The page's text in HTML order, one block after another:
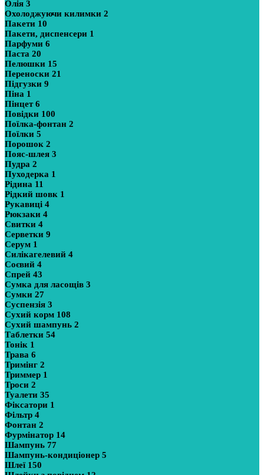
Олія 3
Охолоджуючи килимки 2
Пакети 10
Пакети, диспенсери 1
Парфуми 6
Паста 20
Пелюшки 15
Переноски 21
Підгузки 9
Піна 1
Пінцет6
Повідки 100
Поїлка-фонтан 2
Поїлки 5
Порошок 2
Пояс-шлея 3
Пудра 2
Пуходерка 1
Рідина 11
Рідкий шовк 1
Рукавиці 4
Рюкзаки 4
Свитки 4
Серветки 9
Серум 1
Силікагелевий 4
Соєвий 4
Спрей 43
Сумка для ласощів 3
Сумки 27
Суспензія 3
Сухий корм 108
Сухий шампунь 2
Таблетки 54
Тонік 1
Трава 6
Тримінг 2
Триммер 1
Троси 2
Туалети 35
Фіксатори 1
Фільтр 4
Фонтан 2
Фурмінатор 14
Шампунь 77
Шампунь-кондиціонер 5
Шлеї 150